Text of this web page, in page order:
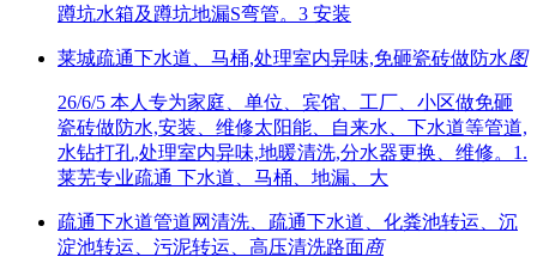
蹲坑水箱及蹲坑地漏S弯管。3 安装
莱城疏通下水道、马桶,处理室内异味,免砸瓷砖做防水图
26/6/5 本人专为家庭、单位、宾馆、工厂、小区做免砸
瓷砖做防水,安装、维修太阳能、自来水、下水道等管道,
水钻打孔,处理室内异味,地暖清洗,分水器更换、维修。1.
莱芜专业疏通 下水道、马桶、地漏、大
疏通下水道管道网清洗、疏通下水道、化粪池转运、沉
淀池转运、污泥转运、高压清洗路面商